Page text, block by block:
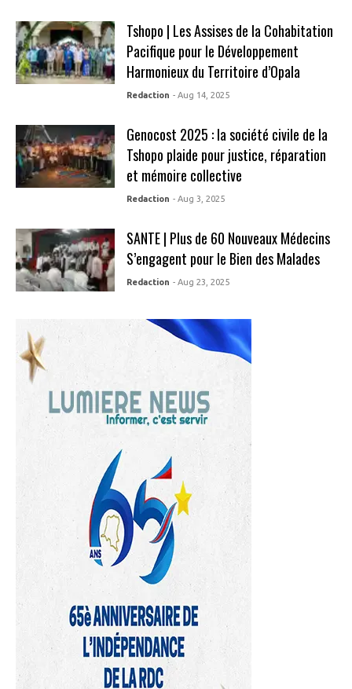
Tshopo | Les Assises de la Cohabitation
Pacifique pour le Développement
Harmonieux du Territoire d’Opala
Redaction - Aug 14, 2025
Genocost 2025 : la société civile de la
Tshopo plaide pour justice, réparation
et mémoire collective
Redaction - Aug 3, 2025
SANTE | Plus de 60 Nouveaux Médecins
S’engagent pour le Bien des Malades
Redaction - Aug 23, 2025